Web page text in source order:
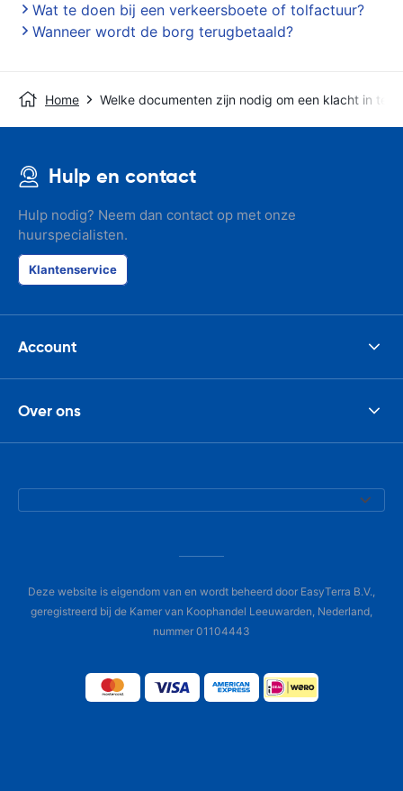
Wat te doen bij een verkeersboete of tolfactuur?
Wanneer wordt de borg terugbetaald?
Home Welke documenten zijn nodig om een klacht in te
Hulp en contact
Hulp nodig? Neem dan contact op met onze
huurspecialisten.
Klantenservice
Account
Over ons
Deze website is eigendom van en wordt beheerd door EasyTerra B.V.,
geregistreerd bij de Kamer van Koophandel Leeuwarden, Nederland,
nummer 01104443